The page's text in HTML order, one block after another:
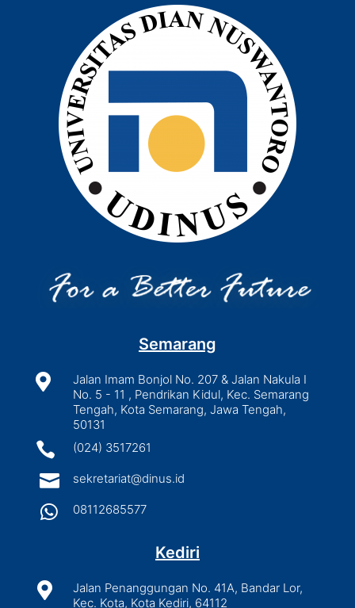
Semarang

Jalan Imam Bonjol No. 207 & Jalan Nakula I
No. 5 - 11 , Pendrikan Kidul, Kec. Semarang
Tengah, Kota Semarang, Jawa Tengah,
50131
 (024) 3517261
 sekretariat@dinus.id
 08112685577
Kediri

Jalan Penanggungan No. 41A, Bandar Lor,
Kec. Kota, Kota Kediri, 64112